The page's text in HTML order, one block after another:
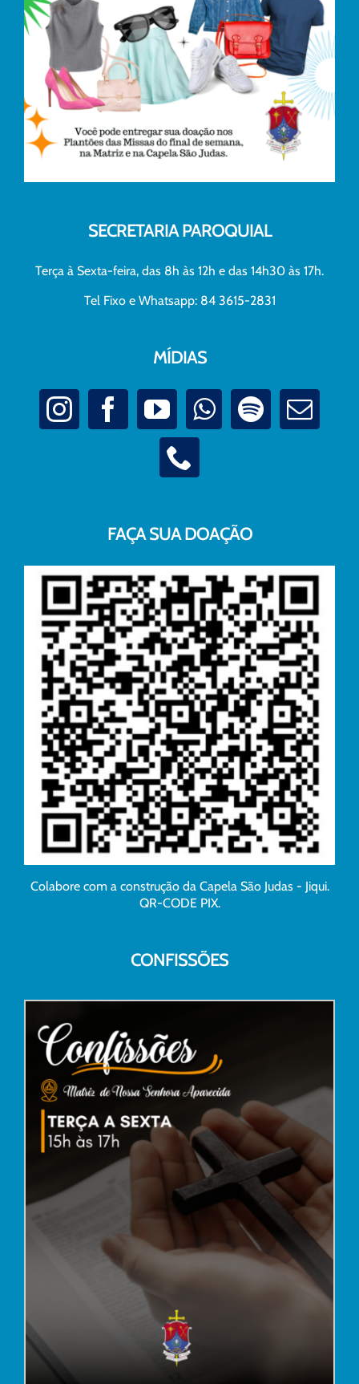
SECRETARIA PAROQUIAL
Terça à Sexta-feira, das 8h às 12h e das 14h30 às 17h.
Tel Fixo e Whatsapp: 84 3615-2831
MÍDIAS
FAÇA SUA DOAÇÃO
Colabore com a construção da Capela São Judas - Jiqui.
QR-CODE PIX.
CONFISSÕES